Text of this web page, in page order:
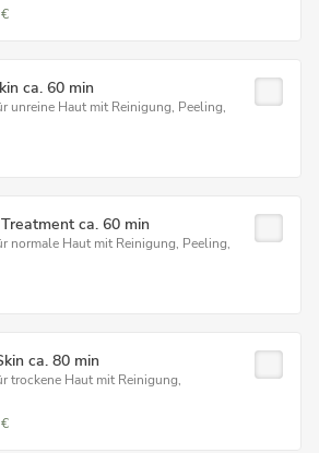
ca. 60 min
unreine Haut mit Reinigung, Peeling,
ca. 60 min
normale Haut mit Reinigung, Peeling,
ca. 80 min
trockene Haut mit Reinigung,